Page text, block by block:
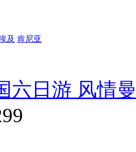
及 肯尼亚
六日游 风情